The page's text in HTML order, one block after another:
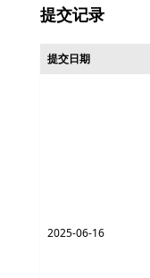
提交记录
提交日期
2025-06-16